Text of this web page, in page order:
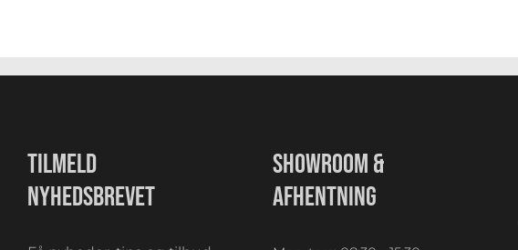
TILMELD
NYHEDSBREVET
SHOWROOM &
AFHENTNING